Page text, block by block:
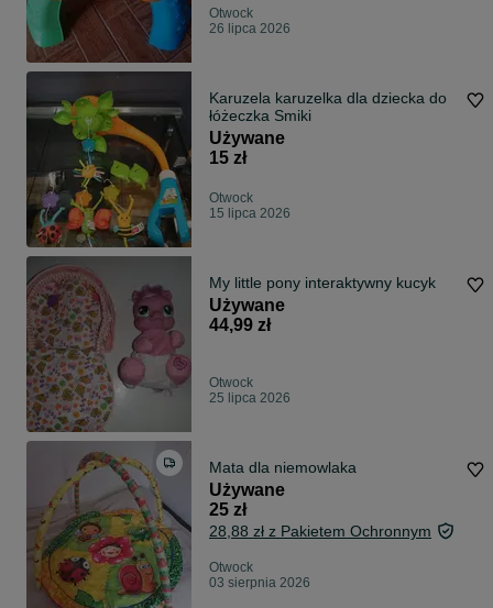
Otwock
26 lipca 2026
Karuzela karuzelka dla dziecka do
łóżeczka Smiki
Używane
15 zł
Otwock
15 lipca 2026
My little pony interaktywny kucyk
Używane
44,99 zł
Otwock
25 lipca 2026
Mata dla niemowlaka
Używane
25 zł
28,88 zł z Pakietem Ochronnym
Otwock
03 sierpnia 2026